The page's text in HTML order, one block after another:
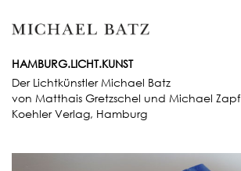
HAMBURG.LICHT.KUNST
Der Lichtkünstler Michael Batz
von Matthais Gretzschel und Michael Zapf
Koehler Verlag, Hamburg